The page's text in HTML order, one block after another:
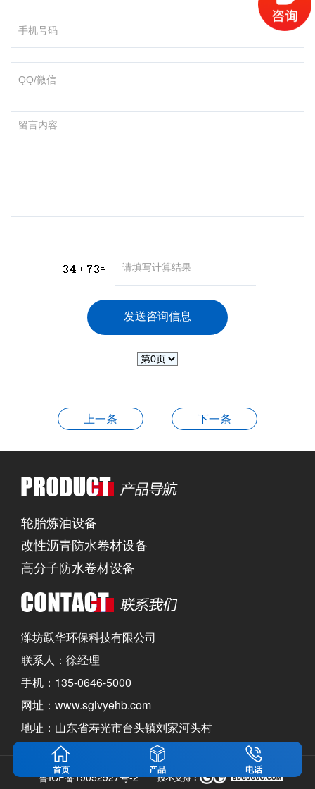
上一条 下一条
轮胎炼油设备
改性沥青防水卷材设备
高分子防水卷材设备
潍坊跃华环保科技有限公司
联系人：徐经理
手机：135-0646-5000
网址：www.sglvyehb.com
地址：山东省寿光市台头镇刘家河头村
鲁ICP备19052927号-2
首页 产品 电话